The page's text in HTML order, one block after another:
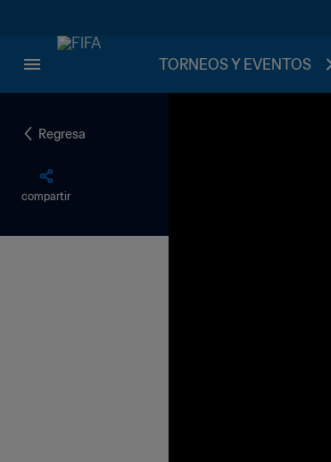
TORNEOS Y EVENTOS
Regresa
compartir